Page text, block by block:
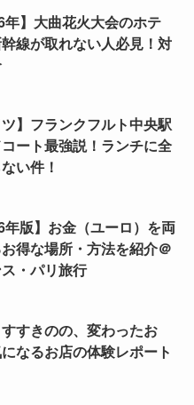
年】大曲花火大会のホテ
線が取れない人必見！対
ツ】フランクフルト中央駅
ート最強説！ランチに全
い件！
年版】お金（ユーロ）を両
得な場所・方法を紹介＠
・パリ旅行
すきのの、変わったお
なるお店の体験レポート